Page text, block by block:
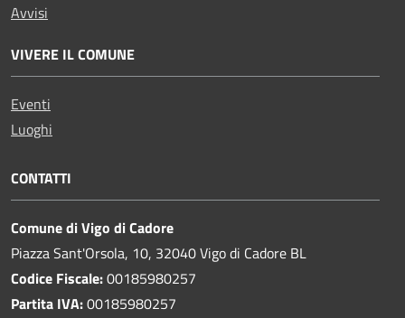
Avvisi
VIVERE IL COMUNE
Eventi
Luoghi
CONTATTI
Comune di Vigo di Cadore
Piazza Sant'Orsola, 10, 32040 Vigo di Cadore BL
Codice Fiscale:00185980257
Partita IVA:00185980257